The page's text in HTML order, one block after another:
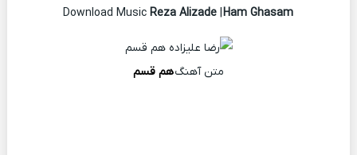
Reza Alizade |Ham Ghasam
متن آهنگهم قسم